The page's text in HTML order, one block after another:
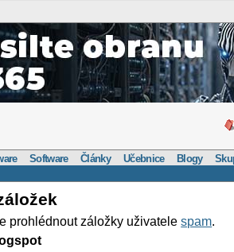
Software Články Učebnice Blogy
prohlédnout záložky uživatelespam.